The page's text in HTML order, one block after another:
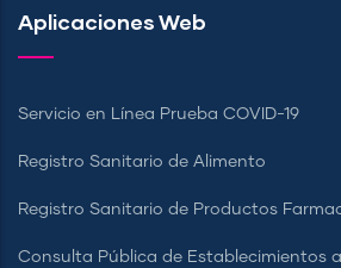
Aplicaciones Web
Servicio en Línea Prueba COVID-19
Registro Sanitario de Alimento
Registro Sanitario de Productos
Consulta Pública de Establecimientos